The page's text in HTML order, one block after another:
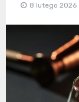
8 lutego 2026